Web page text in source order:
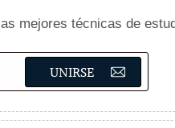
mejores técnicas de